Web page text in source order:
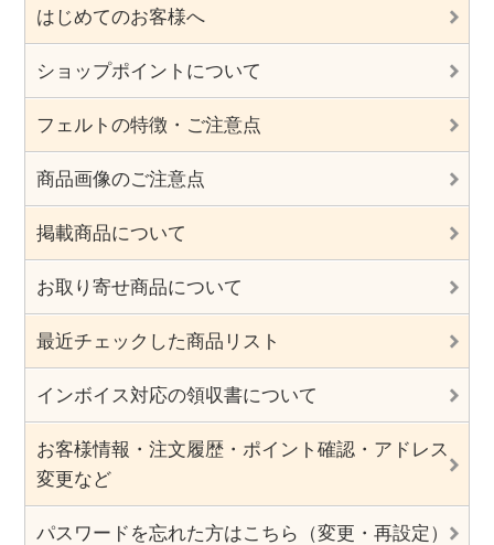
はじめてのお客様へ
ショップポイントについて
フェルトの特徴・ご注意点
商品画像のご注意点
掲載商品について
お取り寄せ商品について
最近チェックした商品リスト
インボイス対応の領収書について
お客様情報・注文履歴・ポイント確認・アドレス
変更など
パスワードを忘れた方はこちら（変更・再設定）